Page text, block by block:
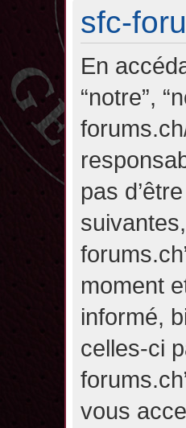
sfc-
En
“notre”,
pas
moment
informé,
celles-ci
vous